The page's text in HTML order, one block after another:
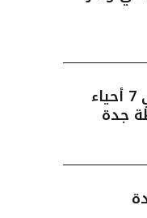
بدء أعمال السجل العقاري في 7 أحياء
جدة